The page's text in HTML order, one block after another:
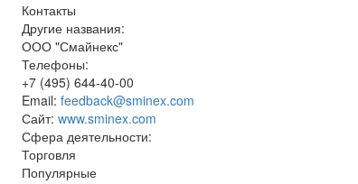
Контакты
Другие названия:
ООО "Смайнекс"
Телефоны:
+7 (495) 644-40-00
Email: feedback@sminex.com
Сайт: www.sminex.com
Сфера деятельности:
Торговля
Популярные